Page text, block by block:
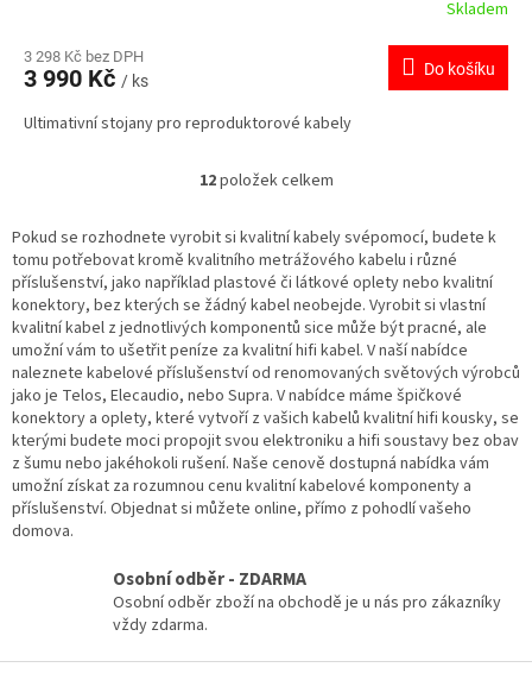
Skladem
3 298 Kč bez DPH
3 990 Kč / ks
Do košíku
Ultimativní stojany pro reproduktorové kabely
O
l
á
d
a
c
í
p
r
v
k
y
v
ý
s
u
12položek celkem
Pokud se rozhodnete vyrobit si kvalitní kabely svépomocí, budete k
tomu potřebovat kromě kvalitního metrážového kabelu i různé
příslušenství, jako například plastové či látkové oplety nebo kvalitní
konektory, bez kterých se žádný kabel neobejde. Vyrobit si vlastní
kvalitní kabel z jednotlivých komponentů sice může být pracné, ale
umožní vám to ušetřit peníze za kvalitní hifi kabel. V naší nabídce
naleznete kabelové příslušenství od renomovaných světových výrobců
jako je Telos, Elecaudio, nebo Supra. V nabídce máme špičkové
konektory a oplety, které vytvoří z vašich kabelů kvalitní hifi kousky, se
kterými budete moci propojit svou elektroniku a hifi soustavy bez obav
z šumu nebo jakéhokoli rušení. Naše cenově dostupná nabídka vám
umožní získat za rozumnou cenu kvalitní kabelové komponenty a
příslušenství. Objednat si můžete online, přímo z pohodlí vašeho
domova.
Osobní odběr - ZDARMA
Osobní odběr zboží na obchodě je u nás pro zákazníky
vždy zdarma.